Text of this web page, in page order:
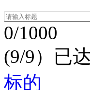
0/1000
(9/9）已
标的